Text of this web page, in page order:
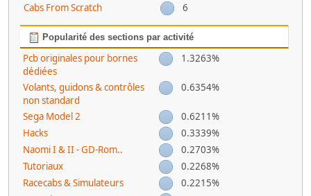
Cabs From Scratch 6
Popularité des sections par activité
Pcb originales pour bornes
dédiées
1.3263%
Volants, guidons & contrôles
non standard
0.6354%
Sega Model 2
0.6211%
Hacks
0.3339%
Naomi I & II - GD-Rom..
0.2703%
Tutoriaux
0.2268%
Racecabs & Simulateurs
0.2215%